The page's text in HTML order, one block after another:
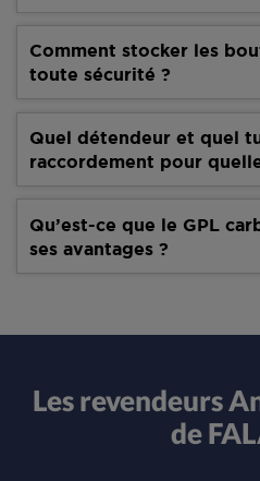
Comment stocker les
toute sécurité ?
Quel détendeur et quel
raccordement pour
Qu’est-ce que le GPL
ses avantages ?
Les revendeurs
de